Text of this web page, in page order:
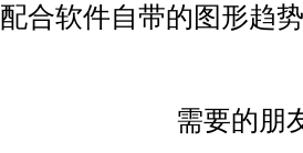
配合软件自带的图形趋
需要的朋